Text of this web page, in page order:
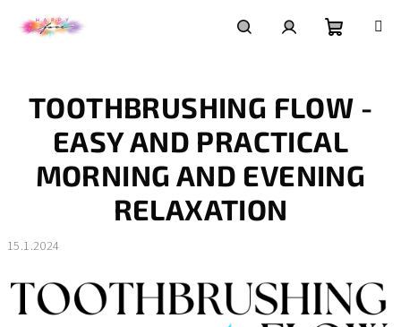
košík
TOOTHBRUSHING FLOW -
EASY AND PRACTICAL
MORNING AND EVENING
RELAXATION
15.1.2024